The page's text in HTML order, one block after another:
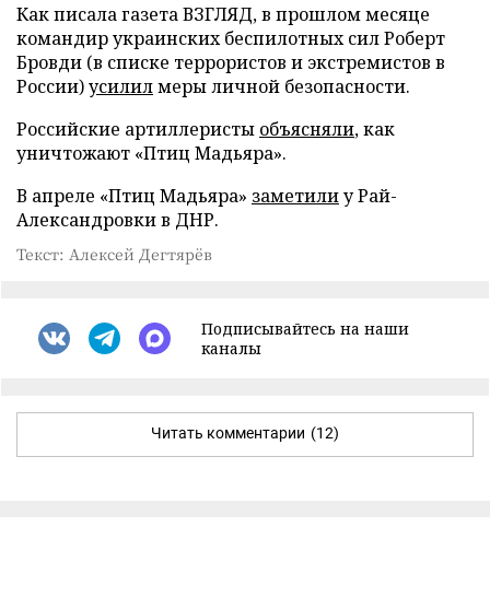
Как писала газета ВЗГЛЯД, в прошлом месяце
командир украинских беспилотных сил Роберт
Бровди (в списке террористов и экстремистов в
России)усилилмеры личной безопасности.
Российские артиллеристы объясняли, как
уничтожают «Птиц Мадьяра».
В апреле «Птиц Мадьяра» заметилиу Рай-
Александровки в ДНР.
Текст: Алексей Дегтярёв
Подписывайтесь на наши
каналы
Читать комментарии (12)